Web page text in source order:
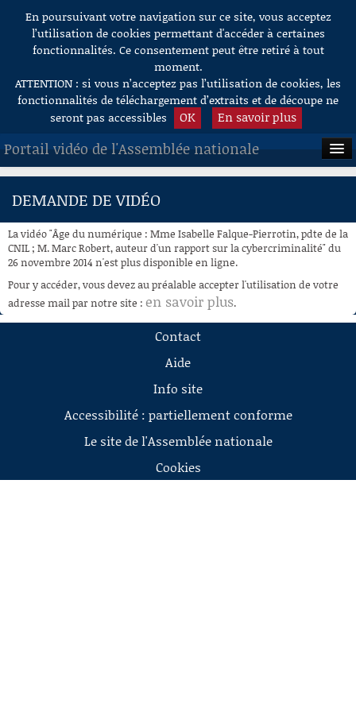
Aller au contenu
En poursuivant votre navigation sur ce site, vous acceptez
l’utilisation de cookies permettant d'accéder à certaines
fonctionnalités. Ce consentement peut être retiré à tout
moment.
ATTENTION : si vous n’acceptez pas l’utilisation de cookies, les
fonctionnalités de téléchargement d’extraits et de découpe ne
seront pas accessibles
OK En savoir plus
Portail vidéo de l'Assemblée nationale
ACCUEIL
À LA DEMANDE
RECHERCHE
AIDE À LA DÉCOUPE
DE VIDÉOS
DEMANDE DE VIDÉO
La vidéo "Âge du numérique : Mme Isabelle Falque-Pierrotin, pdte de la
CNIL ; M. Marc Robert, auteur d'un rapport sur la cybercriminalité" du
26 novembre 2014 n'est plus disponible en ligne.
Pour y accéder, vous devez au préalable accepter l'utilisation de votre
adresse mail par notre site : en savoir plus.
Contact
Aide
Info site
Accessibilité : partiellement conforme
Le site de l'Assemblée nationale
Cookies